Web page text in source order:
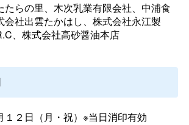
たらの里、木次乳業有限会社、中浦食
会社出雲たかはし、株式会社永江製
、株式会社高砂醤油本店
１２日（月・祝）※当日消印有効